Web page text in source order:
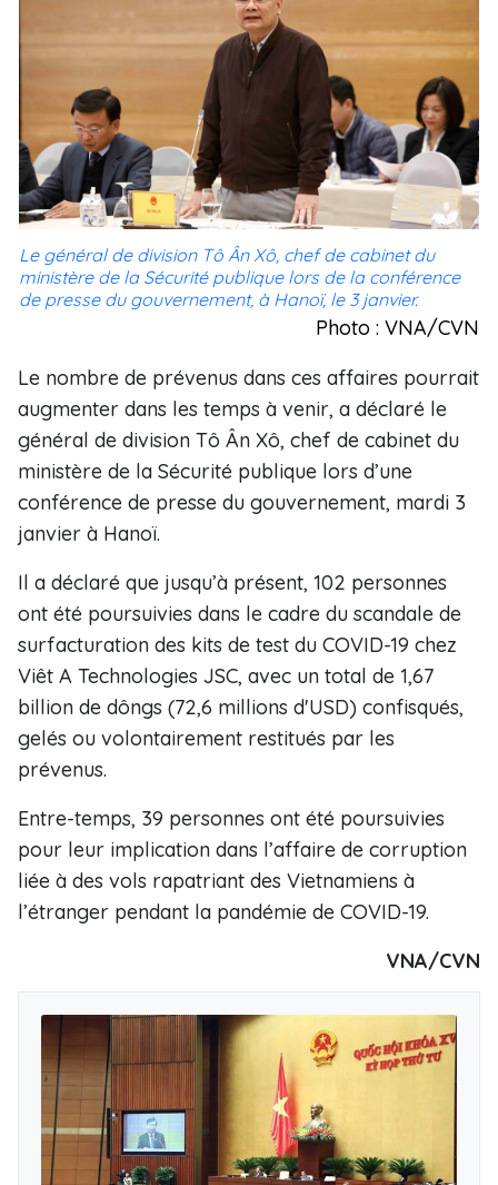
Le général de division Tô Ân Xô, chef de cabinet du
ministère de la Sécurité publique lors de la conférence
de presse du gouvernement, à Hanoï, le 3 janvier.
Photo : VNA/CVN
Le nombre de prévenus dans ces affaires pourrait
augmenter dans les temps à venir, a déclaré le
général de division Tô Ân Xô, chef de cabinet du
ministère de la Sécurité publique lors d’une
conférence de presse du gouvernement, mardi 3
janvier à Hanoï.
Il a déclaré que jusqu’à présent, 102 personnes
ont été poursuivies dans le cadre du scandale de
surfacturation des kits de test du COVID-19 chez
Viêt A Technologies JSC, avec un total de 1,67
billion de dôngs (72,6 millions d'USD) confisqués,
gelés ou volontairement restitués par les
prévenus.
Entre-temps, 39 personnes ont été poursuivies
pour leur implication dans l’affaire de corruption
liée à des vols rapatriant des Vietnamiens à
l’étranger pendant la pandémie de COVID-19.
VNA/CVN